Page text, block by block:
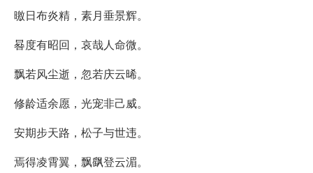
曒日布炎精，素月垂景辉。
晷度有昭回，哀哉人命微。
飘若风尘逝，忽若庆云晞。
修龄适余愿，光宠非己威。
安期步天路，松子与世违。
焉得凌霄翼，飘飖登云湄。